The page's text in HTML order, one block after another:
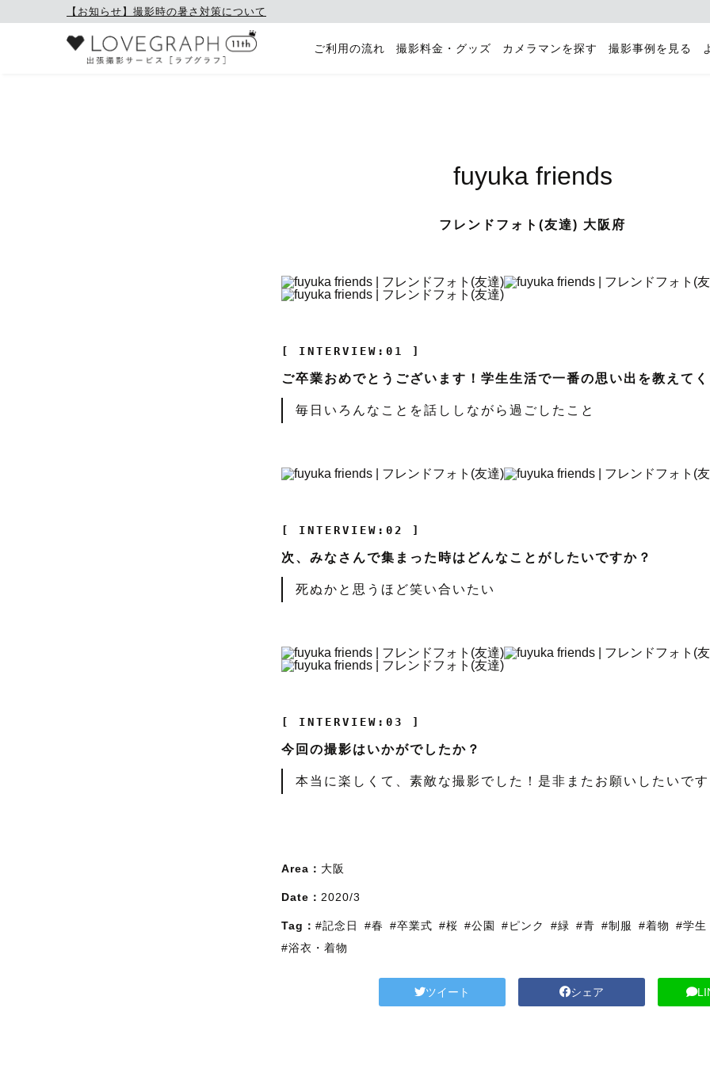
【お知らせ】撮影時の暑さ対策について
ご利用の流れ 撮影料金・グッズ カメラマンを探す 撮影事例を見る
fuyuka friends
フレンドフォト(友達) 大阪府
[ INTERVIEW:01 ]
ご卒業おめでとうございます！学生生活で一番の思い出を教えて
毎日いろんなことを話ししながら過ごしたこと
[ INTERVIEW:02 ]
次、みなさんで集まった時はどんなことがしたいですか？
死ぬかと思うほど笑い合いたい
[ INTERVIEW:03 ]
今回の撮影はいかがでしたか？
本当に楽しくて、素敵な撮影でした！是非またお願いしたいで
Area： 大阪
Date： 2020/3
Tag： #記念日 #春 #卒業式 #桜 #公園 #ピンク #緑 #青 #制服 #着物
#学生
#浴衣・着物
ツイート シェア